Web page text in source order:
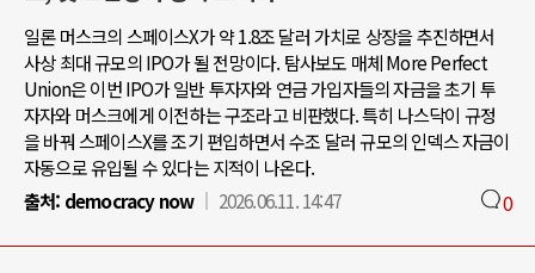
일론 머스크의 스페이스X가 약 1.8조 달러 가치로 상장을 추진하면서
사상 최대 규모의 IPO가 될 전망이다. 탐사보도 매체 More Perfect
Union은 이번 IPO가 일반 투자자와 연금 가입자들의 자금을 초기 투
자자와 머스크에게 이전하는 구조라고 비판했다. 특히 나스닥이 규정
을 바꿔 스페이스X를 조기 편입하면서 수조 달러 규모의 인덱스 자금이
자동으로 유입될 수 있다는 지적이 나온다.
출처: democracy now 2026.06.11. 14:47 0